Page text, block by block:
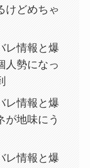
けどめちゃ
レ情報と爆
人勢になっ
レ情報と爆
地味にう
レ情報と爆